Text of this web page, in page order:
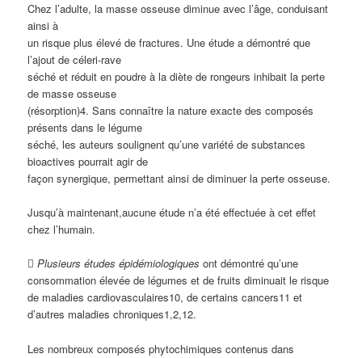
Chez l’adulte, la masse osseuse diminue avec l’âge, conduisant
ainsi à
un risque plus élevé de fractures. Une étude a démontré que
l’ajout decéleri-rave
séché et réduit en poudre à la diète de rongeurs inhibait la perte
de masse osseuse
(résorption)4. Sans connaître la nature exacte des composés
présents dans le légume
séché, les auteurs soulignent qu’une variété de substances
bioactives pourrait agir de
façon synergique, permettant ainsi de diminuer la perte osseuse.
Jusqu’à maintenant,aucune étude n’a été effectuée à cet effet
chez l’humain.
Plusieurs étudesépidémiologiquesont démontré qu’une
consommation élevée de légumes et de fruits diminuait le risque
de maladies cardiovasculaires10, de certainscancers11et
d’autres maladies chroniques1,2,12.
Les nombreux composésphytochimiquescontenus dans